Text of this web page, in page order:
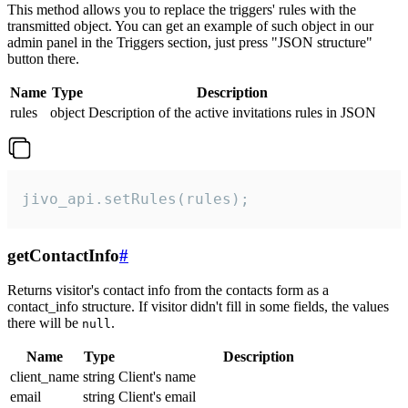
This method allows you to replace the triggers' rules with the
transmitted object. You can get an example of such object in our
admin panel in the Triggers section, just press "JSON structure"
button there.
Name Type
Description
rules
object Description of the active invitations rules in JSON
jivo_api.setRules(rules);
getContactInfo#
Returns visitor's contact info from the contacts form as a
contact_info structure. If visitor didn't fill in some fields, the values
there will be null.
Name Type
Description
client_name string Client's name
email
string Client's email